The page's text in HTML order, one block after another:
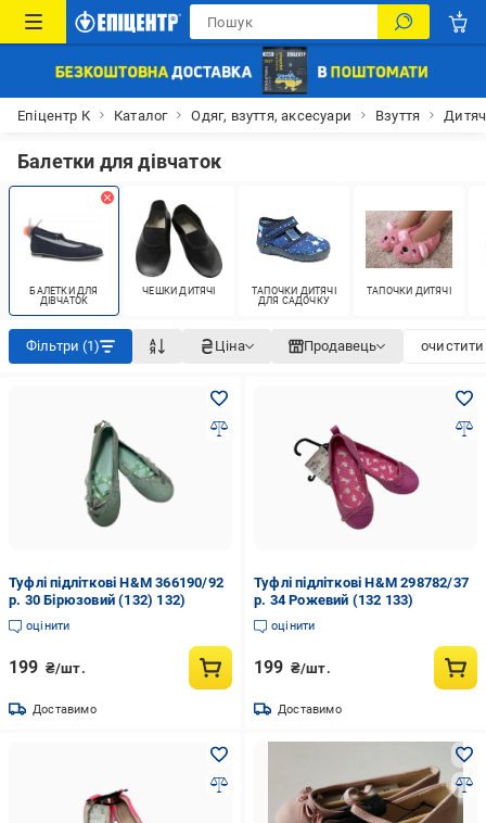
Епіцентр К Каталог Одяг, взуття, аксесуари Взуття
Балетки для дівчаток
БАЛЕТКИ ДЛЯ
ДІВЧАТОК
ЧЕШКИ ДИТЯЧІ
ТАПОЧКИ ДИТЯЧІ
ДЛЯ САДОЧКУ
ТАПОЧКИ ДИТЯЧІ
Фільтри (1) Ціна Продавець очистити
Туфлі підліткові H&M 366190/92
р. 30 Бірюзовий (132) 132)
оцінити
199 ₴/шт.
Доставимо
Туфлі підліткові H&M 298782/37
р. 34 Рожевий (132 133)
оцінити
199 ₴/шт.
Доставимо